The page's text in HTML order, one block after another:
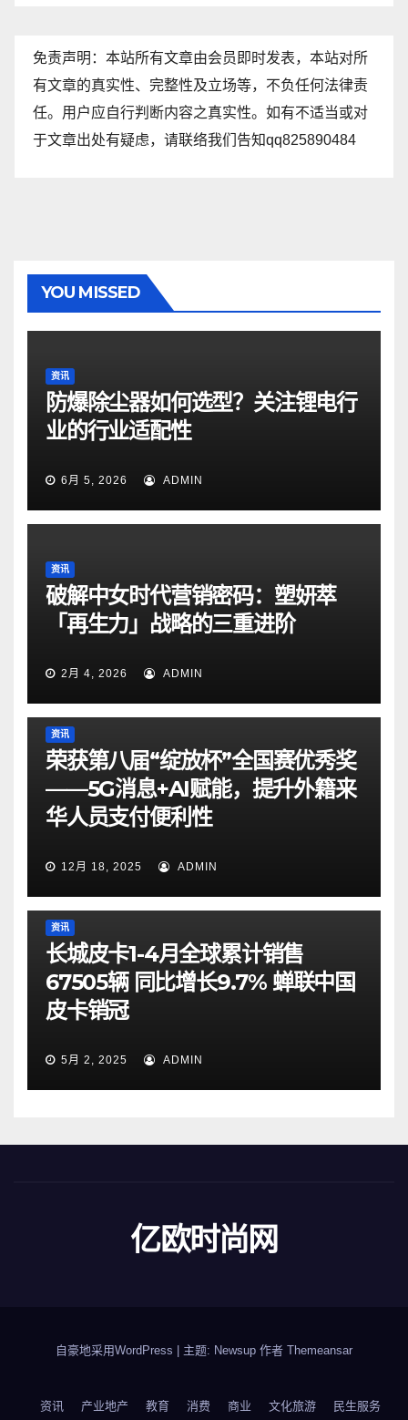
免责声明：本站所有文章由会员即时发表，本站对所
有文章的真实性、完整性及立场等，不负任何法律责
任。用户应自行判断内容之真实性。如有不适当或对
于文章出处有疑虑，请联络我们告知qq825890484
YOU MISSED
资讯
防爆除尘器如何选型？关注锂电行
业的行业适配性
6月 5, 2026 ADMIN
资讯
破解中女时代营销密码：塑妍萃
「再生力」战略的三重进阶
2月 4, 2026 ADMIN
资讯
荣获第八届“绽放杯”全国赛优秀奖
——5G消息+AI赋能，提升外籍来
华人员支付便利性
12月 18, 2025 ADMIN
资讯
长城皮卡1-4月全球累计销售
67505辆 同比增长9.7% 蝉联中国
皮卡销冠
5月 2, 2025 ADMIN
亿欧时尚网
自豪地采用WordPress 主题: Newsup 作者 Themeansar
资讯 产业地产 教育 消费 商业 文化旅游 民生服务